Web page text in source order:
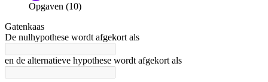
Informatie is onjuist
De docent is te langdradig
Opgaven (10)
Gatenkaas
De nulhypothese wordt afgekort als
en de alternatieve hypothese wordt afgekort als